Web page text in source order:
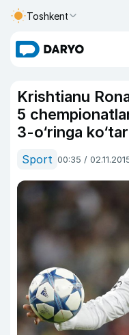
Toshkent
Krishtianu
5
3-o‘ringa
Sport 00:35 /